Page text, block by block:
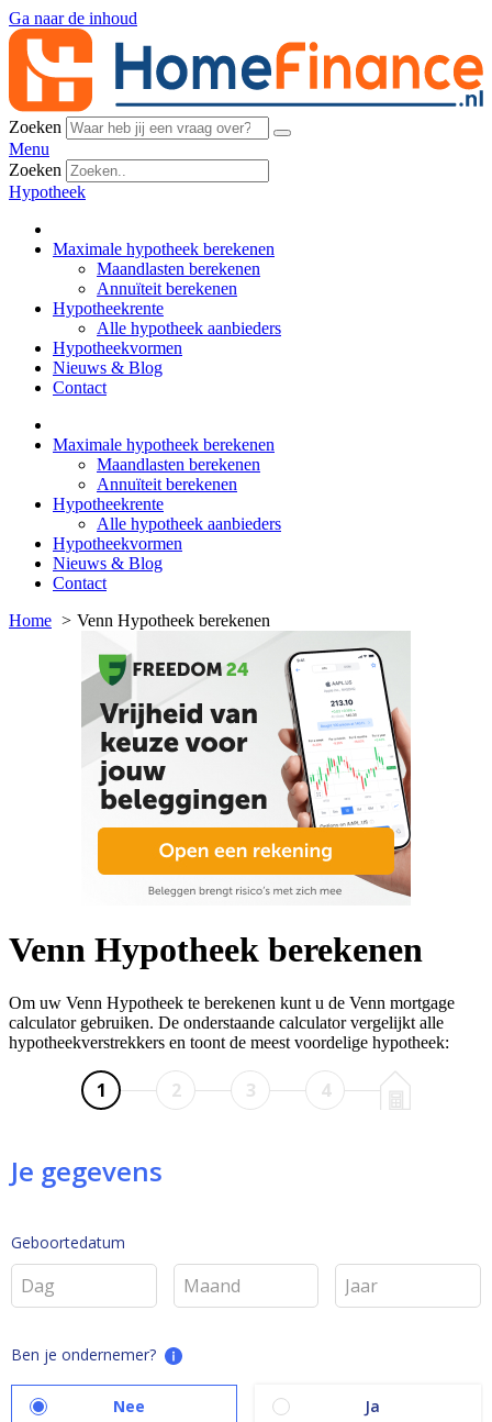
Ga naar de inhoud
Zoeken
Menu
Zoeken
Hypotheek
Maximale hypotheek berekenen
Maandlasten berekenen
Annuïteit berekenen
Hypotheekrente
Alle hypotheek aanbieders
Hypotheekvormen
Nieuws & Blog
Contact
Maximale hypotheek berekenen
Maandlasten berekenen
Annuïteit berekenen
Hypotheekrente
Alle hypotheek aanbieders
Hypotheekvormen
Nieuws & Blog
Contact
Home
Venn Hypotheek berekenen
Venn Hypotheek berekenen
Om uw Venn Hypotheek te berekenen kunt u de Venn mortgage
calculator gebruiken. De onderstaande calculator vergelijkt alle
hypotheekverstrekkers en toont de meest voordelige hypotheek: